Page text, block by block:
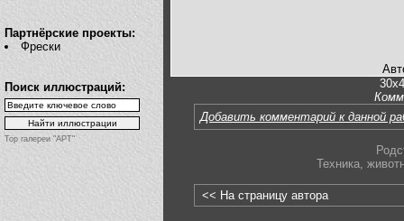
Партнёрские проекты:
Фрески
Поиск иллюстраций:
Top галереи "АРТ"
Добавить комментарий к данной
Техника,
<< На страницу автора